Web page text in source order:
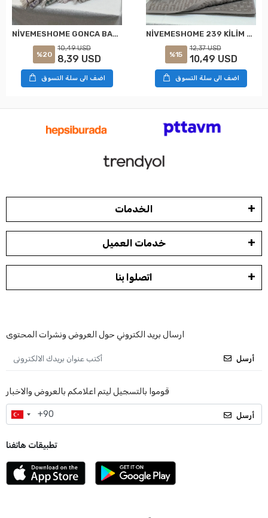
NİVEMESHOME GONCA BAHAR ASORTİ HAVLU
%20
10,49 USD
8,39 USD
اضف الى سلة التسوق
NİVEMESHOME 239 KİLİM GRİ HAVLU NURPAK
%15
12,37 USD
10,49 USD
اضف الى سلة التسوق
الخدمات
خدمات العميل
اتصلوا بنا
ارسال بريد الكتروني حول العروض ونشرات المحتوى
أرسل
قوموا بالتسجيل ليتم اعلامكم بالعروض والاخبار
أرسل
تطبيقات هاتفنا